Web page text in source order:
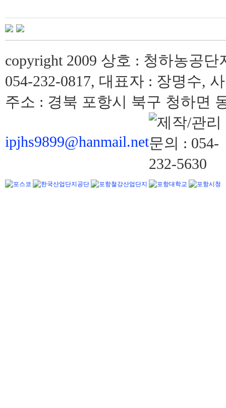
copyright 2009 상호 : 청하농공
054-232-0817, 대표자 : 장명수,
주소 : 경북 포항시 북구 청하면
ipjhs9899@hanmail.net